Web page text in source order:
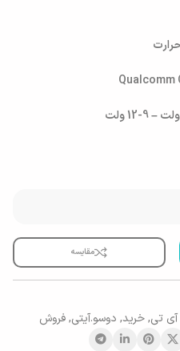
مقایسه
آی تی,خرید, دوسو.آیتی,فروش